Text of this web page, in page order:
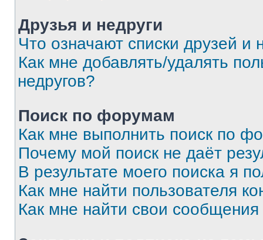
Друзья и недруги
Что означают списки друзей и
Как мне добавлять/удалять
недругов?
Поиск по форумам
Как мне выполнить поиск по
Почему мой поиск не даёт
В результате моего поиска я
Как мне найти пользователя
Как мне найти свои